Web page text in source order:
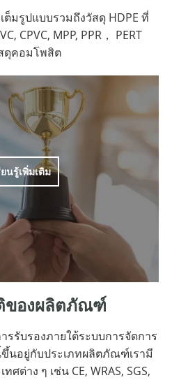
มรูปแบบรวมถึงวัสดุ HDPE ที่
CPVC, MPP, PPR， PERT
ดุคอมโพสิต
ยนรู้เพิ่มเติม
องผลิตภัณฑ์
รับรองภายใต้ระบบการจัดการ
นอยู่กับประเภทผลิตภัณฑ์เรามี
ศต่าง ๆ เช่น CE, WRAS, SGS,